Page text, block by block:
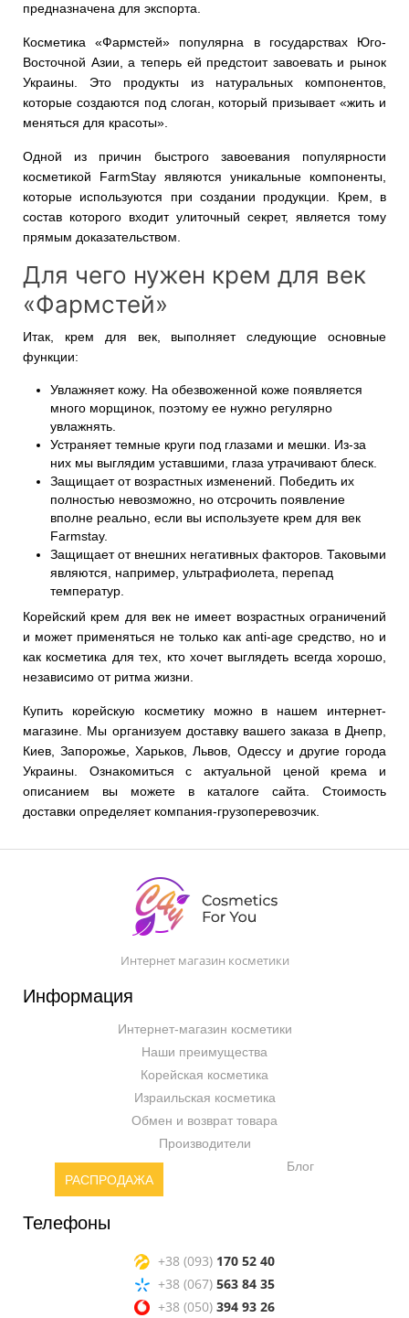
предназначена для экспорта.
Косметика «Фармстей» популярна в государствах Юго-
Восточной Азии, а теперь ей предстоит завоевать и рынок
Украины. Это продукты из натуральных компонентов,
которые создаются под слоган, который призывает «жить и
меняться для красоты».
Одной из причин быстрого завоевания популярности
косметикой FarmStay являются уникальные компоненты,
которые используются при создании продукции. Крем, в
состав которого входит улиточный секрет, является тому
прямым доказательством.
Для чего нужен крем для век
«Фармстей»
Итак, крем для век, выполняет следующие основные
функции:
Увлажняет кожу. На обезвоженной коже появляется
много морщинок, поэтому ее нужно регулярно
увлажнять.
Устраняет темные круги под глазами и мешки. Из-за
них мы выглядим уставшими, глаза утрачивают блеск.
Защищает от возрастных изменений. Победить их
полностью невозможно, но отсрочить появление
вполне реально, если вы используете крем для век
Farmstay.
Защищает от внешних негативных факторов. Таковыми
являются, например, ультрафиолета, перепад
температур.
Корейский крем для век не имеет возрастных ограничений
и может применяться не только как anti-age средство, но и
как косметика для тех, кто хочет выглядеть всегда хорошо,
независимо от ритма жизни.
Купить корейскую косметику можно в нашем интернет-
магазине. Мы организуем доставку вашего заказа в Днепр,
Киев, Запорожье, Харьков, Львов, Одессу и другие города
Украины. Ознакомиться с актуальной ценой крема и
описанием вы можете в каталоге сайта. Стоимость
доставки определяет компания-грузоперевозчик.
Интернет магазин косметики
Информация
Интернет-магазин косметики
Наши преимущества
Корейская косметика
Израильская косметика
Обмен и возврат товара
Производители
РАСПРОДАЖА
Блог
Телефоны
+38 (093) 170 52 40
+38 (067) 563 84 35
+38 (050) 394 93 26